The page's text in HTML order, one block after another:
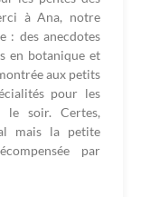
à Ana, notre
: des anecdotes
en botanique et
aux petits
pour les
le soir. Certes,
mais la petite
par